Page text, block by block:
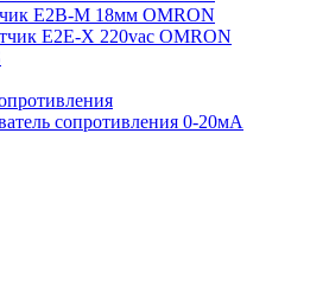
E2B-M 18мм OMRON
E2E-X 220vac OMRON
сопротивления 0-20мА